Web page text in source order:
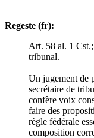
Regeste (fr):
Art. 58 al. 1
tribunal.
Un jugement de
secrétaire de
confère voix
faire des
règle fédérale
composition